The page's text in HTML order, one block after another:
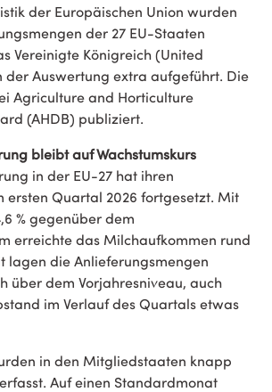
der Europäischen Union wurden
der 27 EU-Staaten
Vereinigte Königreich (United
der Auswertung extra aufgeführt. Die
Agriculture and Horticulture
(AHDB) publiziert.
bleibt auf Wachstumskurs
in der EU-27 hat ihren
ersten Quartal 2026 fortgesetzt. Mit
% gegenüber dem
erreichte das Milchaufkommen rund
lagen die Anlieferungsmengen
über dem Vorjahresniveau, auch
im Verlauf des Quartals etwas
in den Mitgliedstaaten knapp
Auf einen Standardmonat